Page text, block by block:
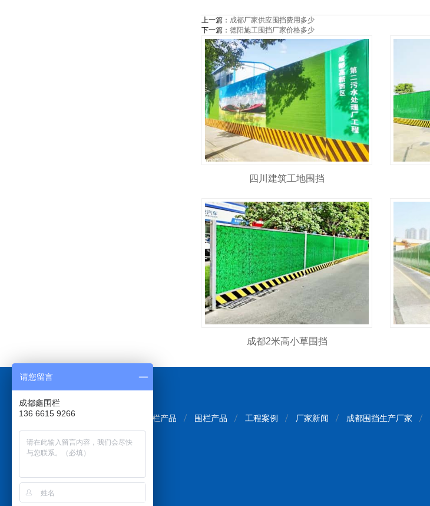
上一篇： 成都厂家供应围挡费用多少
下一篇： 德阳施工围挡厂家价格多少
四川建筑工地围挡
成都2米高小草围挡
网站首页 护栏产品 围栏产品 工程案例 厂家新闻 成都围挡生产厂家
请您留言
成都鑫围栏
136 6615 9266